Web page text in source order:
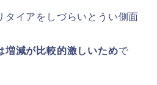
タイアをしづらいとうい側面
増減が比較的激しいためで